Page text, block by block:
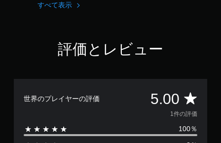
すべて表示
評価とレビュー
世界のプレイヤーの評価 5.00 評
価
数
1件の評価
100％